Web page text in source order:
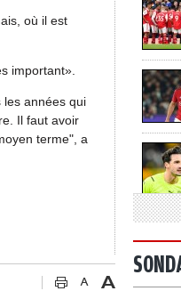
où il est
important».
les années qui
Il faut avoir
terme", a